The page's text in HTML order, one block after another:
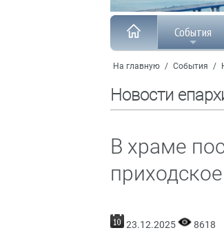
События
На главную / События /
Новости
В храме
23.12.2025 8618